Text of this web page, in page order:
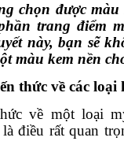
chọn được màu
trang điểm
này, bạn sẽ
màu kem nền
thức về các loại
về một loại
điều rất quan